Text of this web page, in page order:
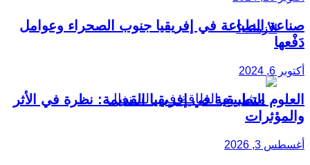
الأزمات؟
صناعة الطباعة في إفريقيا جنوب الصحراء وعوامل
دَفْعها
أكتوبر 6, 2024
العلوم التطبيقية في إفريقيا القديمة: نظرة في الأثر
والمؤثرات
أغسطس 3, 2026